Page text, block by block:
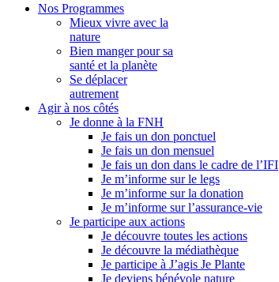
Nos Programmes
Mieux vivre avec la
nature
Bien manger pour sa
santé et la planète
Se déplacer
autrement
Agir à nos côtés
Je donne à la FNH
Je fais un don ponctuel
Je fais un don mensuel
Je fais un don dans le cadre de l’IFI
Je m’informe sur le legs
Je m’informe sur la donation
Je m’informe sur l’assurance-vie
Je participe aux actions
Je découvre toutes les actions
Je découvre la médiathèque
Je participe à J’agis Je Plante
Je deviens bénévole nature